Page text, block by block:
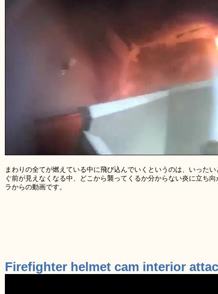
まわりの全てが燃えている中に飛び込んでいくというのは、いった
ぐ前が見えなくなる中、どこから襲ってくるか分からない炎に立ち
ラからの動画です。
Firefighter helmet cam interior